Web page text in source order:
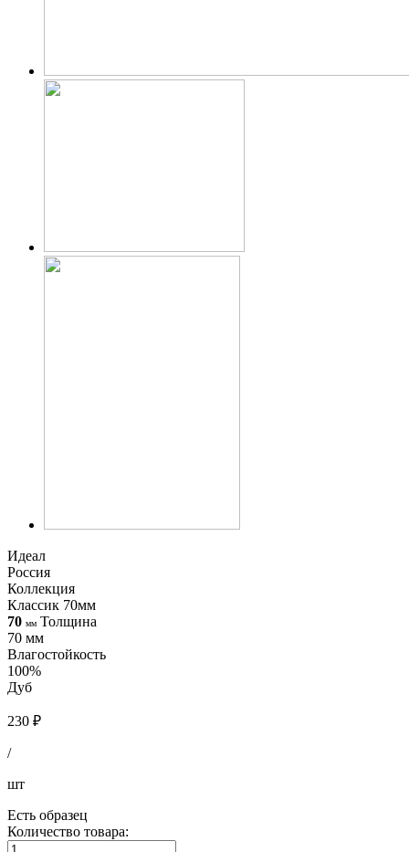
Идеал
Россия
Коллекция
Классик 70мм
70 мм Толщина
70 мм
Влагостойкость
100%
Дуб
230 ₽
/
шт
Есть образец
Количество товара: